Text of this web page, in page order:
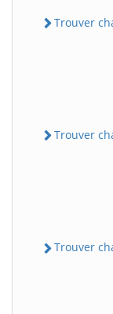
Trouver
Trouver
Trouver